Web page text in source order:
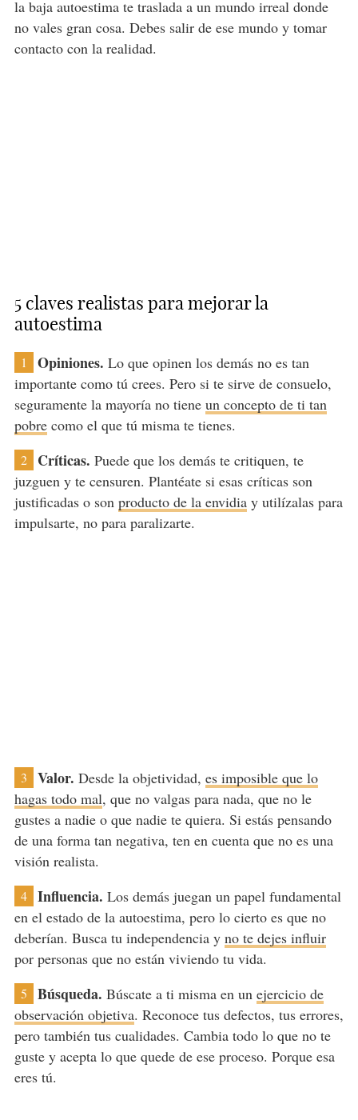
la baja autoestima te traslada a un mundo irreal donde
no vales gran cosa. Debes salir de ese mundo y tomar
contacto con la realidad.
5 claves realistas para mejorar la
autoestima
1 Opiniones. Lo que opinen los demás no es tan
importante como tú crees. Pero si te sirve de consuelo,
seguramente la mayoría no tiene un concepto de ti tan
pobrecomo el que tú misma te tienes.
2 Críticas. Puede que los demás te critiquen, te
juzguen y te censuren. Plantéate si esas críticas son
justificadas o son producto de la envidiay utilízalas para
impulsarte, no para paralizarte.
3 Valor. Desde la objetividad, es imposible que lo
hagas todo mal, que no valgas para nada, que no le
gustes a nadie o que nadie te quiera. Si estás pensando
de una forma tan negativa, ten en cuenta que no es una
visión realista.
4 Influencia. Los demás juegan un papel fundamental
en el estado de la autoestima, pero lo cierto es que no
deberían. Busca tu independencia y no te dejes influir
por personas que no están viviendo tu vida.
5 Búsqueda. Búscate a ti misma en un ejercicio de
observación objetiva. Reconoce tus defectos, tus errores,
pero también tus cualidades. Cambia todo lo que no te
guste y acepta lo que quede de ese proceso. Porque esa
eres tú.